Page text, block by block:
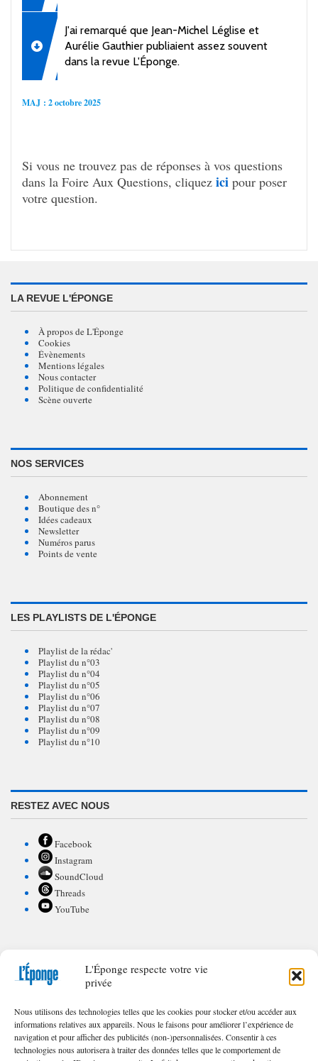
L'Éponge respecte votre vie
privée
Nous utilisons des technologies telles que les cookies pour stocker et/ou accéder aux
informations relatives aux appareils. Nous le faisons pour améliorer l’expérience de
navigation et pour afficher des publicités (non-)personnalisées. Consentir à ces
technologies nous autorisera à traiter des données telles que le comportement de
J'ai remarqué que Jean-Michel Léglise et
Aurélie Gauthier publiaient assez souvent
dans la revue L'Éponge.
MAJ : 2 octobre 2025
Si vous ne trou­vez pas de réponses à vos ques­tions
dans la Foire Aux Ques­tions, cliquez ici pour poser
votre ques­tion.
LA REVUE L'ÉPONGE
À propos de L'Éponge
Cookies
Évènements
Mentions légales
Nous contacter
Politique de confidentialité
Scène ouverte
NOS SERVICES
Abonnement
Boutique des n°
Idées cadeaux
Newsletter
Numéros parus
Points de vente
LES PLAYLISTS DE L'ÉPONGE
Playlist de la rédac'
Playlist du n°03
Playlist du n°04
Playlist du n°05
Playlist du n°06
Playlist du n°07
Playlist du n°08
Playlist du n°09
Playlist du n°10
RESTEZ AVEC NOUS
Facebook
Instagram
SoundCloud
Threads
YouTube
POUR CONTRIBUER À L'ÉPONGE
Appel à textes/illustrations
FAQ de nos appels